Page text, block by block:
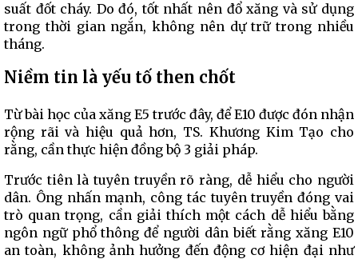
suất đốt cháy. Do đó, tốt nhất nên đổ xăng và sử dụng
trong thời gian ngắn, không nên dự trữ trong nhiều
tháng.
Niềm tin là yếu tố then chốt
Từ bài học của xăng E5 trước đây, để E10 được đón nhận
rộng rãi và hiệu quả hơn, TS. Khương Kim Tạo cho
rằng, cần thực hiện đồng bộ 3 giải pháp.
Trước tiên là tuyên truyền rõ ràng, dễ hiểu cho người
dân. Ông nhấn mạnh, công tác tuyên truyền đóng vai
trò quan trọng, cần giải thích một cách dễ hiểu bằng
ngôn ngữ phổ thông để người dân biết rằng xăng E10
an toàn, không ảnh hưởng đến động cơ hiện đại như